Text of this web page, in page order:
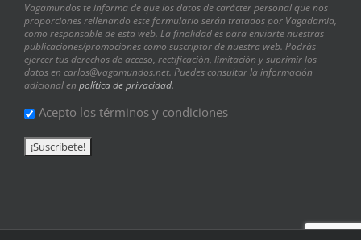
Vagamundos te informa de que los datos de carácter personal que nos
proporciones rellenando este formulario serán tratados por Vagadamia,
como responsable de esta web. La finalidad es para enviarte nuestras
publicaciones/promociones como suscriptor de nuestra web. Podrás
ejercer tus derechos de acceso, rectificación, limitación y suprimir los
datos en carlos@vagamundos.net. Puedes consultar la información
adicional en política de privacidad.
Acepto los términos y condiciones